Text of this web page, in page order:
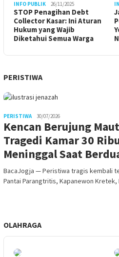
INFO PUBLIK 26/11/2025
STOP Penagihan Debt
Collector Kasar: Ini Aturan
Hukum yang Wajib
Diketahui Semua Warga
PERISTIWA
PERISTIWA 30/07/2026
Kencan Berujung
Tragedi Kamar 30
Meninggal Saat
BacaJogja — Peristiwa tragis kembali
Pantai Parangtritis, Kapanewon
OLAHRAGA